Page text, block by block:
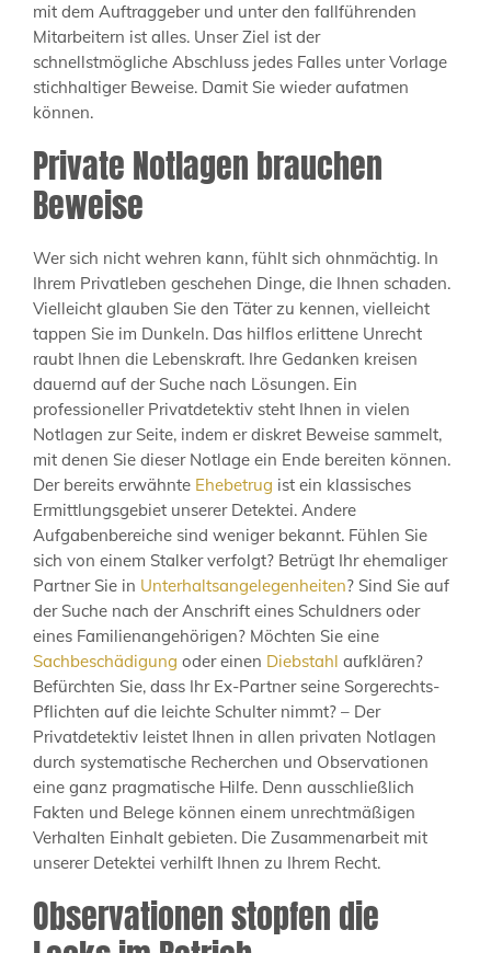
mit dem Auftraggeber und unter den fallführenden
Mitarbeitern ist alles. Unser Ziel ist der
schnellstmögliche Abschluss jedes Falles unter Vorlage
stichhaltiger Beweise. Damit Sie wieder aufatmen
können.
Private Notlagen brauchen
Beweise
Wer sich nicht wehren kann, fühlt sich ohnmächtig. In
Ihrem Privatleben geschehen Dinge, die Ihnen schaden.
Vielleicht glauben Sie den Täter zu kennen, vielleicht
tappen Sie im Dunkeln. Das hilflos erlittene Unrecht
raubt Ihnen die Lebenskraft. Ihre Gedanken kreisen
dauernd auf der Suche nach Lösungen. Ein
professioneller Privatdetektiv steht Ihnen in vielen
Notlagen zur Seite, indem er diskret Beweise sammelt,
mit denen Sie dieser Notlage ein Ende bereiten können.
Der bereits erwähnte Ehebetrug ist ein klassisches
Ermittlungsgebiet unserer Detektei. Andere
Aufgabenbereiche sind weniger bekannt. Fühlen Sie
sich von einem Stalker verfolgt? Betrügt Ihr ehemaliger
Partner Sie in Unterhaltsangelegenheiten? Sind Sie auf
der Suche nach der Anschrift eines Schuldners oder
eines Familienangehörigen? Möchten Sie eine
Sachbeschädigung oder einen Diebstahl aufklären?
Befürchten Sie, dass Ihr Ex-Partner seine Sorgerechts-
Pflichten auf die leichte Schulter nimmt? – Der
Privatdetektiv leistet Ihnen in allen privaten Notlagen
durch systematische Recherchen und Observationen
eine ganz pragmatische Hilfe. Denn ausschließlich
Fakten und Belege können einem unrechtmäßigen
Verhalten Einhalt gebieten. Die Zusammenarbeit mit
unserer Detektei verhilft Ihnen zu Ihrem Recht.
Observationen stopfen die